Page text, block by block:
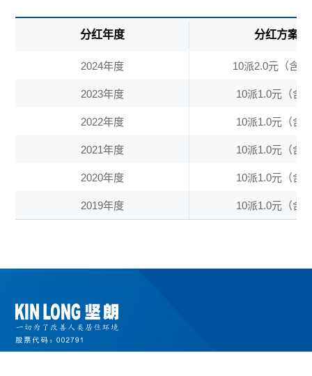
分红年度 分红方案
2024年度 10派2.0元（含税
2023年度 10派1.0元（含
2022年度 10派1.0元（含
2021年度 10派1.0元（含
2020年度 10派1.0元（含
2019年度 10派1.0元（含